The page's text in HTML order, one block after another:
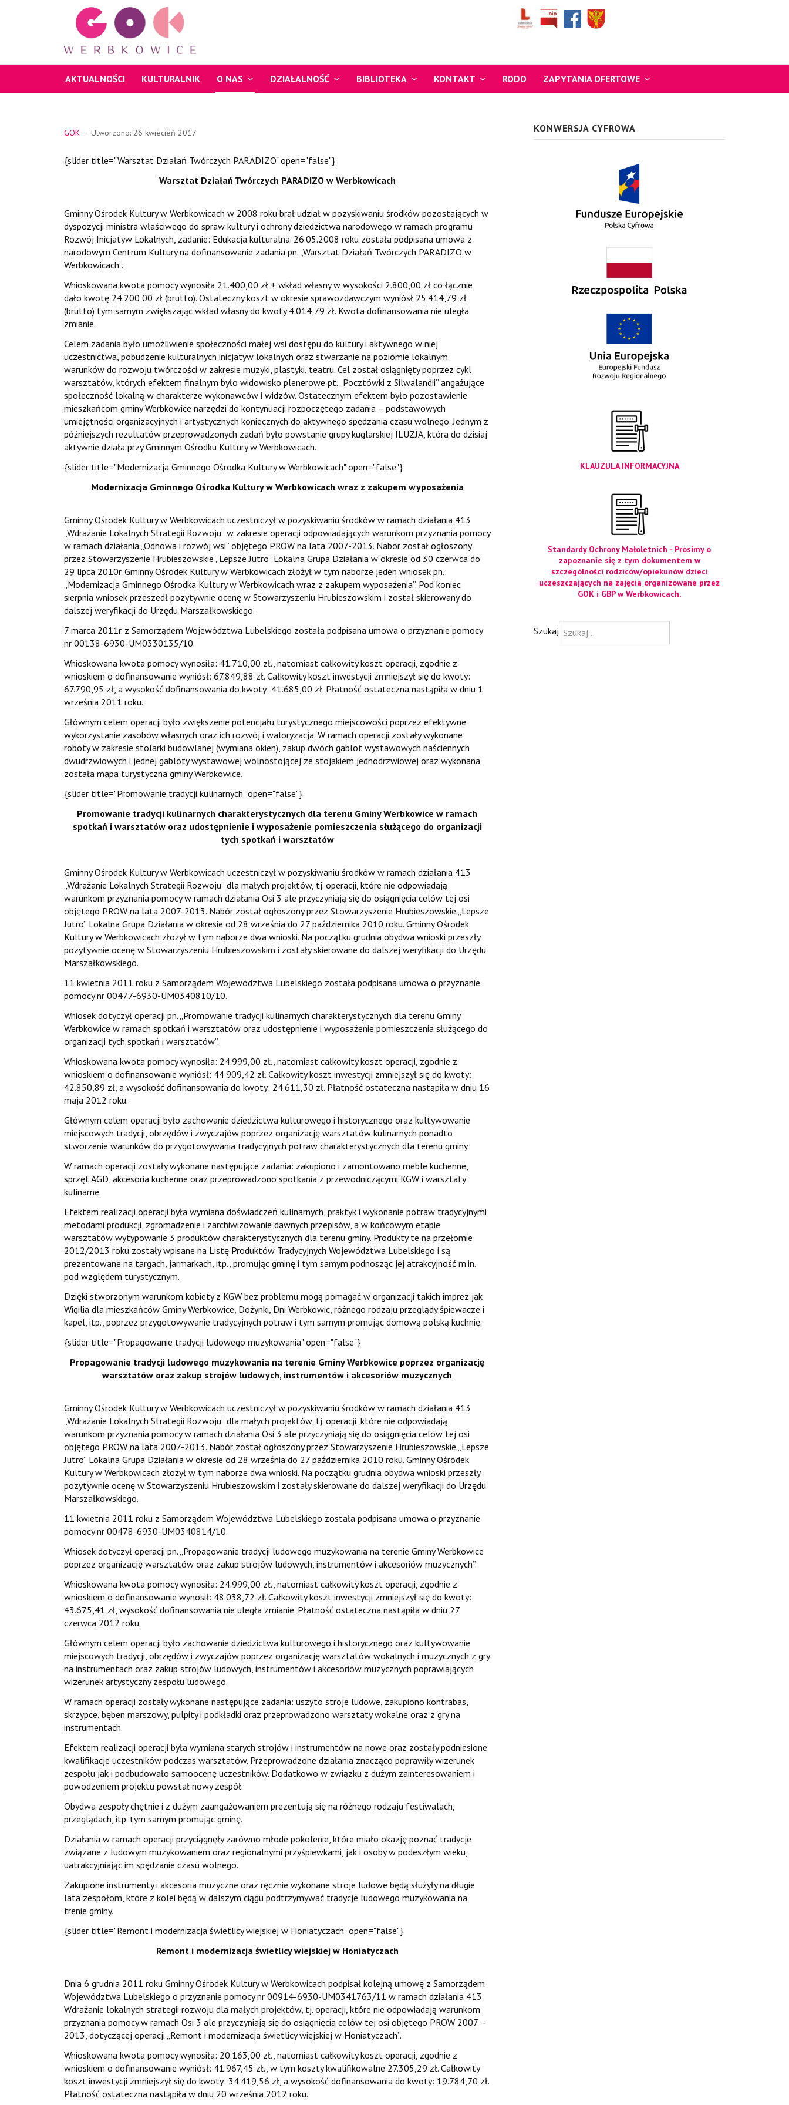
AKTUALNOŚCI KULTURALNIK O NAS DZIAŁALNOŚĆ BIBLIOTEKA KONTAKT RODO ZAPYTANIA OFERTOWE
GOK Utworzono: 26 kwiecień 2017
{slider title="Warsztat Działań Twórczych PARADIZO" open="false"}
Warsztat Działań Twórczych PARADIZO w Werbkowicach
Gminny Ośrodek Kultury w Werbkowicach w 2008 roku brał udział w pozyskiwaniu środków pozostających w
dyspozycji ministra właściwego do spraw kultury i ochrony dziedzictwa narodowego w ramach programu
Rozwój Inicjatyw Lokalnych, zadanie: Edukacja kulturalna. 26.05.2008 roku została podpisana umowa z
narodowym Centrum Kultury na dofinansowanie zadania pn. „Warsztat Działań Twórczych PARADIZO w
Werbkowicach”.
Wnioskowana kwota pomocy wynosiła 21.400,00 zł + wkład własny w wysokości 2.800,00 zł co łącznie
dało kwotę 24.200,00 zł (brutto). Ostateczny koszt w okresie sprawozdawczym wyniósł 25.414,79 zł
(brutto) tym samym zwiększając wkład własny do kwoty 4.014,79 zł. Kwota dofinansowania nie uległa
zmianie.
Celem zadania było umożliwienie społeczności małej wsi dostępu do kultury i aktywnego w niej
uczestnictwa, pobudzenie kulturalnych inicjatyw lokalnych oraz stwarzanie na poziomie lokalnym
warunków do rozwoju twórczości w zakresie muzyki, plastyki, teatru. Cel został osiągnięty poprzez cykl
warsztatów, których efektem finalnym było widowisko plenerowe pt. „Pocztówki z Silwalandii” angażujące
społeczność lokalną w charakterze wykonawców i widzów. Ostatecznym efektem było pozostawienie
mieszkańcom gminy Werbkowice narzędzi do kontynuacji rozpoczętego zadania – podstawowych
umiejętności organizacyjnych i artystycznych koniecznych do aktywnego spędzania czasu wolnego. Jednym z
późniejszych rezultatów przeprowadzonych zadań było powstanie grupy kuglarskiej ILUZJA, która do dzisiaj
aktywnie działa przy Gminnym Ośrodku Kultury w Werbkowicach.
{slider title="Modernizacja Gminnego Ośrodka Kultury w Werbkowicach" open="false"}
Modernizacja Gminnego Ośrodka Kultury w Werbkowicach wraz z zakupem wyposażenia
Gminny Ośrodek Kultury w Werbkowicach uczestniczył w pozyskiwaniu środków w ramach działania 413
„Wdrażanie Lokalnych Strategii Rozwoju” w zakresie operacji odpowiadających warunkom przyznania pomocy
w ramach działania „Odnowa i rozwój wsi” objętego PROW na lata 2007-2013. Nabór został ogłoszony
przez Stowarzyszenie Hrubieszowskie „Lepsze Jutro” Lokalna Grupa Działania w okresie od 30 czerwca do
29 lipca 2010r. Gminny Ośrodek Kultury w Werbkowicach złożył w tym naborze jeden wniosek pn.:
„Modernizacja Gminnego Ośrodka Kultury w Werbkowicach wraz z zakupem wyposażenia”. Pod koniec
sierpnia wniosek przeszedł pozytywnie ocenę w Stowarzyszeniu Hrubieszowskim i został skierowany do
dalszej weryfikacji do Urzędu Marszałkowskiego.
7 marca 2011r. z Samorządem Województwa Lubelskiego została podpisana umowa o przyznanie pomocy
nr 00138-6930-UM0330135/10.
Wnioskowana kwota pomocy wynosiła: 41.710,00 zł., natomiast całkowity koszt operacji, zgodnie z
wnioskiem o dofinansowanie wyniósł: 67.849,88 zł. Całkowity koszt inwestycji zmniejszył się do kwoty:
67.790,95 zł, a wysokość dofinansowania do kwoty: 41.685,00 zł. Płatność ostateczna nastąpiła w dniu 1
września 2011 roku.
Głównym celem operacji było zwiększenie potencjału turystycznego miejscowości poprzez efektywne
wykorzystanie zasobów własnych oraz ich rozwój i waloryzacja. W ramach operacji zostały wykonane
roboty w zakresie stolarki budowlanej (wymiana okien), zakup dwóch gablot wystawowych naściennych
dwudrzwiowych i jednej gabloty wystawowej wolnostojącej ze stojakiem jednodrzwiowej oraz wykonana
została mapa turystyczna gminy Werbkowice.
{slider title="Promowanie tradycji kulinarnych" open="false"}
Promowanie tradycji kulinarnych charakterystycznych dla terenu Gminy Werbkowice w ramach
spotkań i warsztatów oraz udostępnienie i wyposażenie pomieszczenia służącego do organizacji
tych spotkań i warsztatów
Gminny Ośrodek Kultury w Werbkowicach uczestniczył w pozyskiwaniu środków w ramach działania 413
„Wdrażanie Lokalnych Strategii Rozwoju” dla małych projektów, tj. operacji, które nie odpowiadają
warunkom przyznania pomocy w ramach działania Osi 3 ale przyczyniają się do osiągnięcia celów tej osi
objętego PROW na lata 2007-2013. Nabór został ogłoszony przez Stowarzyszenie Hrubieszowskie „Lepsze
Jutro” Lokalna Grupa Działania w okresie od 28 września do 27 października 2010 roku. Gminny Ośrodek
Kultury w Werbkowicach złożył w tym naborze dwa wnioski. Na początku grudnia obydwa wnioski przeszły
pozytywnie ocenę w Stowarzyszeniu Hrubieszowskim i zostały skierowane do dalszej weryfikacji do Urzędu
Marszałkowskiego.
11 kwietnia 2011 roku z Samorządem Województwa Lubelskiego została podpisana umowa o przyznanie
pomocy nr 00477-6930-UM0340810/10.
Wniosek dotyczył operacji pn. „Promowanie tradycji kulinarnych charakterystycznych dla terenu Gminy
Werbkowice w ramach spotkań i warsztatów oraz udostępnienie i wyposażenie pomieszczenia służącego do
organizacji tych spotkań i warsztatów”.
Wnioskowana kwota pomocy wynosiła: 24.999,00 zł., natomiast całkowity koszt operacji, zgodnie z
wnioskiem o dofinansowanie wyniósł: 44.909,42 zł. Całkowity koszt inwestycji zmniejszył się do kwoty:
42.850,89 zł, a wysokość dofinansowania do kwoty: 24.611,30 zł. Płatność ostateczna nastąpiła w dniu 16
maja 2012 roku.
Głównym celem operacji było zachowanie dziedzictwa kulturowego i historycznego oraz kultywowanie
miejscowych tradycji, obrzędów i zwyczajów poprzez organizację warsztatów kulinarnych ponadto
stworzenie warunków do przygotowywania tradycyjnych potraw charakterystycznych dla terenu gminy.
W ramach operacji zostały wykonane następujące zadania: zakupiono i zamontowano meble kuchenne,
sprzęt AGD, akcesoria kuchenne oraz przeprowadzono spotkania z przewodniczącymi KGW i warsztaty
kulinarne.
Efektem realizacji operacji była wymiana doświadczeń kulinarnych, praktyk i wykonanie potraw tradycyjnymi
metodami produkcji, zgromadzenie i zarchiwizowanie dawnych przepisów, a w końcowym etapie
warsztatów wytypowanie 3 produktów charakterystycznych dla terenu gminy. Produkty te na przełomie
2012/2013 roku zostały wpisane na Listę Produktów Tradycyjnych Województwa Lubelskiego i są
prezentowane na targach, jarmarkach, itp., promując gminę i tym samym podnosząc jej atrakcyjność m.in.
pod względem turystycznym.
Dzięki stworzonym warunkom kobiety z KGW bez problemu mogą pomagać w organizacji takich imprez jak
Wigilia dla mieszkańców Gminy Werbkowice, Dożynki, Dni Werbkowic, różnego rodzaju przeglądy śpiewacze i
kapel, itp., poprzez przygotowywanie tradycyjnych potraw i tym samym promując domową polską kuchnię.
{slider title="Propagowanie tradycji ludowego muzykowania" open="false"}
Propagowanie tradycji ludowego muzykowania na terenie Gminy Werbkowice poprzez organizację
warsztatów oraz zakup strojów ludowych, instrumentów i akcesoriów muzycznych
Gminny Ośrodek Kultury w Werbkowicach uczestniczył w pozyskiwaniu środków w ramach działania 413
„Wdrażanie Lokalnych Strategii Rozwoju” dla małych projektów, tj. operacji, które nie odpowiadają
warunkom przyznania pomocy w ramach działania Osi 3 ale przyczyniają się do osiągnięcia celów tej osi
objętego PROW na lata 2007-2013. Nabór został ogłoszony przez Stowarzyszenie Hrubieszowskie „Lepsze
Jutro” Lokalna Grupa Działania w okresie od 28 września do 27 października 2010 roku. Gminny Ośrodek
Kultury w Werbkowicach złożył w tym naborze dwa wnioski. Na początku grudnia obydwa wnioski przeszły
pozytywnie ocenę w Stowarzyszeniu Hrubieszowskim i zostały skierowane do dalszej weryfikacji do Urzędu
Marszałkowskiego.
11 kwietnia 2011 roku z Samorządem Województwa Lubelskiego została podpisana umowa o przyznanie
pomocy nr 00478-6930-UM0340814/10.
Wniosek dotyczył operacji pn. „Propagowanie tradycji ludowego muzykowania na terenie Gminy Werbkowice
poprzez organizację warsztatów oraz zakup strojów ludowych, instrumentów i akcesoriów muzycznych”.
Wnioskowana kwota pomocy wynosiła: 24.999,00 zł., natomiast całkowity koszt operacji, zgodnie z
wnioskiem o dofinansowanie wynosił: 48.038,72 zł. Całkowity koszt inwestycji zmniejszył się do kwoty:
43.675,41 zł, wysokość dofinansowania nie uległa zmianie. Płatność ostateczna nastąpiła w dniu 27
czerwca 2012 roku.
Głównym celem operacji było zachowanie dziedzictwa kulturowego i historycznego oraz kultywowanie
miejscowych tradycji, obrzędów i zwyczajów poprzez organizację warsztatów wokalnych i muzycznych z gry
na instrumentach oraz zakup strojów ludowych, instrumentów i akcesoriów muzycznych poprawiających
wizerunek artystyczny zespołu ludowego.
W ramach operacji zostały wykonane następujące zadania: uszyto stroje ludowe, zakupiono kontrabas,
skrzypce, bęben marszowy, pulpity i podkładki oraz przeprowadzono warsztaty wokalne oraz z gry na
instrumentach.
Efektem realizacji operacji była wymiana starych strojów i instrumentów na nowe oraz zostały podniesione
kwalifikacje uczestników podczas warsztatów. Przeprowadzone działania znacząco poprawiły wizerunek
zespołu jak i podbudowało samoocenę uczestników. Dodatkowo w związku z dużym zainteresowaniem i
powodzeniem projektu powstał nowy zespół.
Obydwa zespoły chętnie i z dużym zaangażowaniem prezentują się na różnego rodzaju festiwalach,
przeglądach, itp. tym samym promując gminę.
Działania w ramach operacji przyciągnęły zarówno młode pokolenie, które miało okazję poznać tradycje
związane z ludowym muzykowaniem oraz regionalnymi przyśpiewkami, jak i osoby w podeszłym wieku,
uatrakcyjniając im spędzanie czasu wolnego.
Zakupione instrumenty i akcesoria muzyczne oraz ręcznie wykonane stroje ludowe będą służyły na długie
lata zespołom, które z kolei będą w dalszym ciągu podtrzymywać tradycje ludowego muzykowania na
trenie gminy.
{slider title="Remont i modernizacja świetlicy wiejskiej w Honiatyczach" open="false"}
Remont i modernizacja świetlicy wiejskiej w Honiatyczach
Dnia 6 grudnia 2011 roku Gminny Ośrodek Kultury w Werbkowicach podpisał kolejną umowę z Samorządem
Województwa Lubelskiego o przyznanie pomocy nr 00914-6930-UM0341763/11 w ramach działania 413
Wdrażanie lokalnych strategii rozwoju dla małych projektów, tj. operacji, które nie odpowiadają warunkom
przyznania pomocy w ramach Osi 3 ale przyczyniają się do osiągnięcia celów tej osi objętego PROW 2007 –
2013, dotyczącej operacji „Remont i modernizacja świetlicy wiejskiej w Honiatyczach”.
Wnioskowana kwota pomocy wynosiła: 20.163,00 zł., natomiast całkowity koszt operacji, zgodnie z
wnioskiem o dofinansowanie wyniósł: 41.967,45 zł., w tym koszty kwalifikowalne 27.305,29 zł. Całkowity
koszt inwestycji zmniejszył się do kwoty: 34.419,56 zł, a wysokość dofinansowania do kwoty: 19.784,70 zł.
Płatność ostateczna nastąpiła w dniu 20 września 2012 roku.
KONWERSJA CYFROWA
KLAUZULA INFORMACYJNA
Standardy Ochrony Małoletnich - Prosimy o
zapoznanie się z tym dokumentem w
szczególności rodziców/opiekunów dzieci
uczeszczających na zajęcia organizowane przez
GOK i GBP w Werbkowicach.
Szukaj